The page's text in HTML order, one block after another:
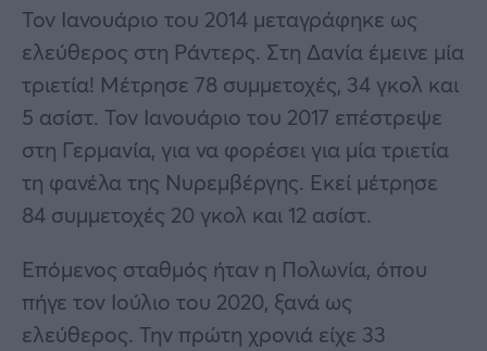
Τον Ιανουάριο του 2014 μεταγράφηκε ως
ελεύθερος στη Ράντερς. Στη Δανία έμεινε μία
τριετία! Μέτρησε 78 συμμετοχές, 34 γκολ και
5 ασίστ. Τον Ιανουάριο του 2017 επέστρεψε
στη Γερμανία, για να φορέσει για μία τριετία
τη φανέλα της Νυρεμβέργης. Εκεί μέτρησε
84 συμμετοχές 20 γκολ και 12 ασίστ.
Επόμενος σταθμός ήταν η Πολωνία, όπου
πήγε τον Ιούλιο του 2020, ξανά ως
ελεύθερος. Την πρώτη χρονιά είχε 33